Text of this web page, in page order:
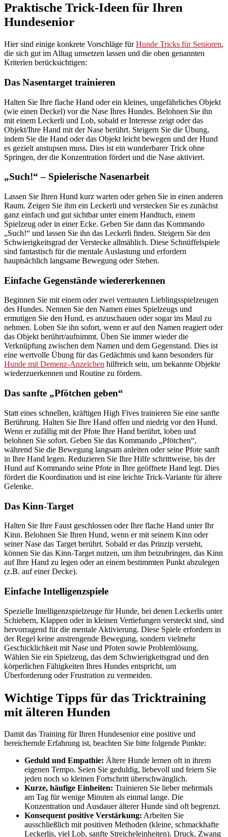
Praktische Trick-Ideen für Ihren
Hundesenior
Hier sind einige konkrete Vorschläge fürHunde Tricks für Senioren,
die sich gut im Alltag umsetzen lassen und die oben genannten
Kriterien berücksichtigen:
Das Nasentarget trainieren
Halten Sie Ihre flache Hand oder ein kleines, ungefährliches Objekt
(wie einen Deckel) vor die Nase Ihres Hundes. Belohnen Sie ihn
mit einem Leckerli und Lob, sobald er Interesse zeigt oder das
Objekt/Ihre Hand mit der Nase berührt. Steigern Sie die Übung,
indem Sie die Hand oder das Objekt leicht bewegen und der Hund
es gezielt anstupsen muss. Dies ist ein wunderbarer Trick ohne
Springen, der die Konzentration fördert und die Nase aktiviert.
„Such!“ – Spielerische Nasenarbeit
Lassen Sie Ihren Hund kurz warten oder gehen Sie in einen anderen
Raum. Zeigen Sie ihm ein Leckerli und verstecken Sie es zunächst
ganz einfach und gut sichtbar unter einem Handtuch, einem
Spielzeug oder in einer Ecke. Geben Sie dann das Kommando
„Such!“ und lassen Sie ihn das Leckerli finden. Steigern Sie den
Schwierigkeitsgrad der Verstecke allmählich. Diese Schnüffelspiele
sind fantastisch für die mentale Auslastung und erfordern
hauptsächlich langsame Bewegung oder Stehen.
Einfache Gegenstände wiedererkennen
Beginnen Sie mit einem oder zwei vertrauten Lieblingsspielzeugen
des Hundes. Nennen Sie den Namen eines Spielzeugs und
ermutigen Sie den Hund, es anzuschauen oder sogar ins Maul zu
nehmen. Loben Sie ihn sofort, wenn er auf den Namen reagiert oder
das Objekt berührt/aufnimmt. Üben Sie immer wieder die
Verknüpfung zwischen dem Namen und dem Gegenstand. Dies ist
eine wertvolle Übung für das Gedächtnis und kann besonders für
Hunde mit Demenz-Anzeichen hilfreich sein, um bekannte Objekte
wiederzuerkennen und Routine zu fördern.
Das sanfte „Pfötchen geben“
Statt eines schnellen, kräftigen High Fives trainieren Sie eine sanfte
Berührung. Halten Sie Ihre Hand offen und niedrig vor den Hund.
Wenn er zufällig mit der Pfote Ihre Hand berührt, loben und
belohnen Sie sofort. Geben Sie das Kommando „Pfötchen“,
während Sie die Bewegung langsam anleiten oder seine Pfote sanft
in Ihre Hand legen. Reduzieren Sie Ihre Hilfe schrittweise, bis der
Hund auf Kommando seine Pfote in Ihre geöffnete Hand legt. Dies
fördert die Koordination und ist eine leichte Trick-Variante für ältere
Gelenke.
Das Kinn-Target
Halten Sie Ihre Faust geschlossen oder Ihre flache Hand unter Ihr
Kinn. Belohnen Sie Ihren Hund, wenn er mit seinem Kinn oder
seiner Nase das Target berührt. Sobald er das Prinzip versteht,
können Sie das Kinn-Target nutzen, um ihm beizubringen, das Kinn
auf Ihre Hand zu legen oder an einem bestimmten Punkt abzulegen
(z.B. auf einer Decke).
Einfache Intelligenzspiele
Spezielle Intelligenzspielzeuge für Hunde, bei denen Leckerlis unter
Schiebern, Klappen oder in kleinen Vertiefungen versteckt sind, sind
hervorragend für die mentale Aktivierung. Diese Spiele erfordern in
der Regel keine anstrengende Bewegung, sondern vielmehr
Geschicklichkeit mit Nase und Pfoten sowie Problemlösung.
Wählen Sie ein Spielzeug, das dem Schwierigkeitsgrad und den
körperlichen Fähigkeiten Ihres Hundes entspricht, um
Überforderung oder Frustration zu vermeiden.
Wichtige Tipps für das Tricktraining
mit älteren Hunden
Damit das Training für Ihren Hundesenior eine positive und
bereichernde Erfahrung ist, beachten Sie bitte folgende Punkte:
Geduld und Empathie: Ältere Hunde lernen oft in ihrem
eigenen Tempo. Seien Sie geduldig, liebevoll und feiern Sie
jeden noch so kleinen Fortschritt überschwänglich.
Kurze, häufige Einheiten: Trainieren Sie lieber mehrmals
am Tag für wenige Minuten als einmal lange. Die
Konzentration und Ausdauer älterer Hunde sind oft begrenzt.
Konsequent positive Verstärkung: Arbeiten Sie
ausschließlich mit positiven Methoden (kleine, schmackhafte
Leckerlis, viel Lob, sanfte Streicheleinheiten). Druck, Zwang